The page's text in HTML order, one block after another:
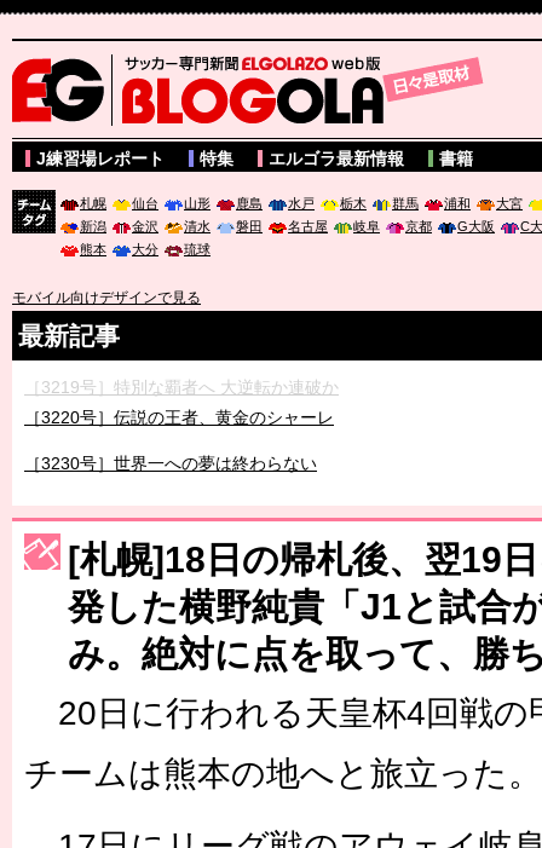
サッカー専門新聞ELGOLAZO web版 BLOGOLA
J練習場レポート 特集 エルゴラ最新情報 書籍
札幌 仙台 山形 鹿島 水戸 栃木 群馬 浦和
大宮
新潟
金沢 清水 磐田 名古屋 岐阜 京都 G大阪
C
熊本
大分 琉球
モバイル向けデザインで見る
最新記事
［3219号］特別な覇者へ 大逆転か連破か
［3220号］伝説の王者、黄金のシャーレ
［3230号］世界一への夢は終わらない
［3223号］一丸。日本出陣
［3222号］史上最大のW杯開幕 注目は「個」
長谷川 アーリアジャスールさんがシンポジウム「気候変動から命
[札幌]18日の帰札後、翌19
発した横野純貴「J1と試合
み。絶対に点を取って、勝
20日に行われる天皇杯4回戦の
チームは熊本の地へと旅立った。